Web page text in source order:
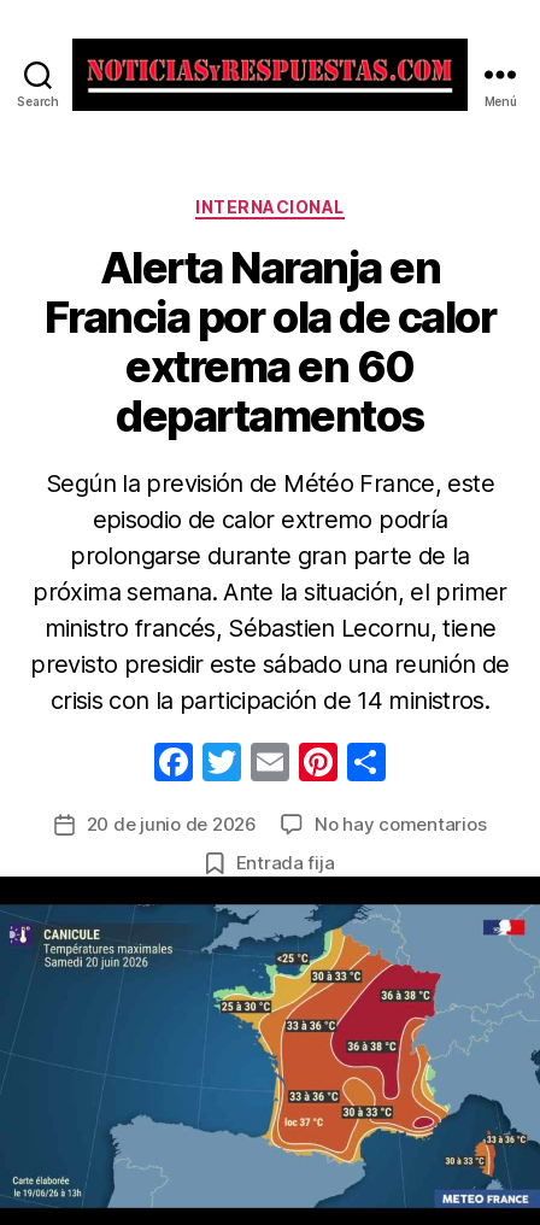
Search Menú
Categorías
INTERNACIONAL
Alerta Naranja en
Francia por ola de calor
extrema en 60
departamentos
Según la previsión de Météo France, este
episodio de calor extremo podría
prolongarse durante gran parte de la
próxima semana. Ante la situación, el primer
ministro francés, Sébastien Lecornu, tiene
previsto presidir este sábado una reunión de
crisis con la participación de 14 ministros.
F
c
e
b
o
o
k
T
itt
er
E
ail
Pi
er
e
st
m
p
ar
tir
Fecha
la
entrada
20 de junio de 2026 No hay comentariosen
en
de
calor
60
Entrada fija